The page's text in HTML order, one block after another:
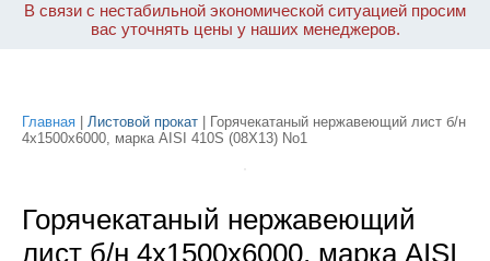
В связи с нестабильной экономической ситуацией просим
вас уточнять цены у наших менеджеров.
Главная Листовой прокат | Горячекатаный нержавеющий лист б/н
4х1500х6000, марка AISI 410S (08Х13) No1
Горячекатаный нержавеющий
лист б/н 4х1500х6000, марка AISI